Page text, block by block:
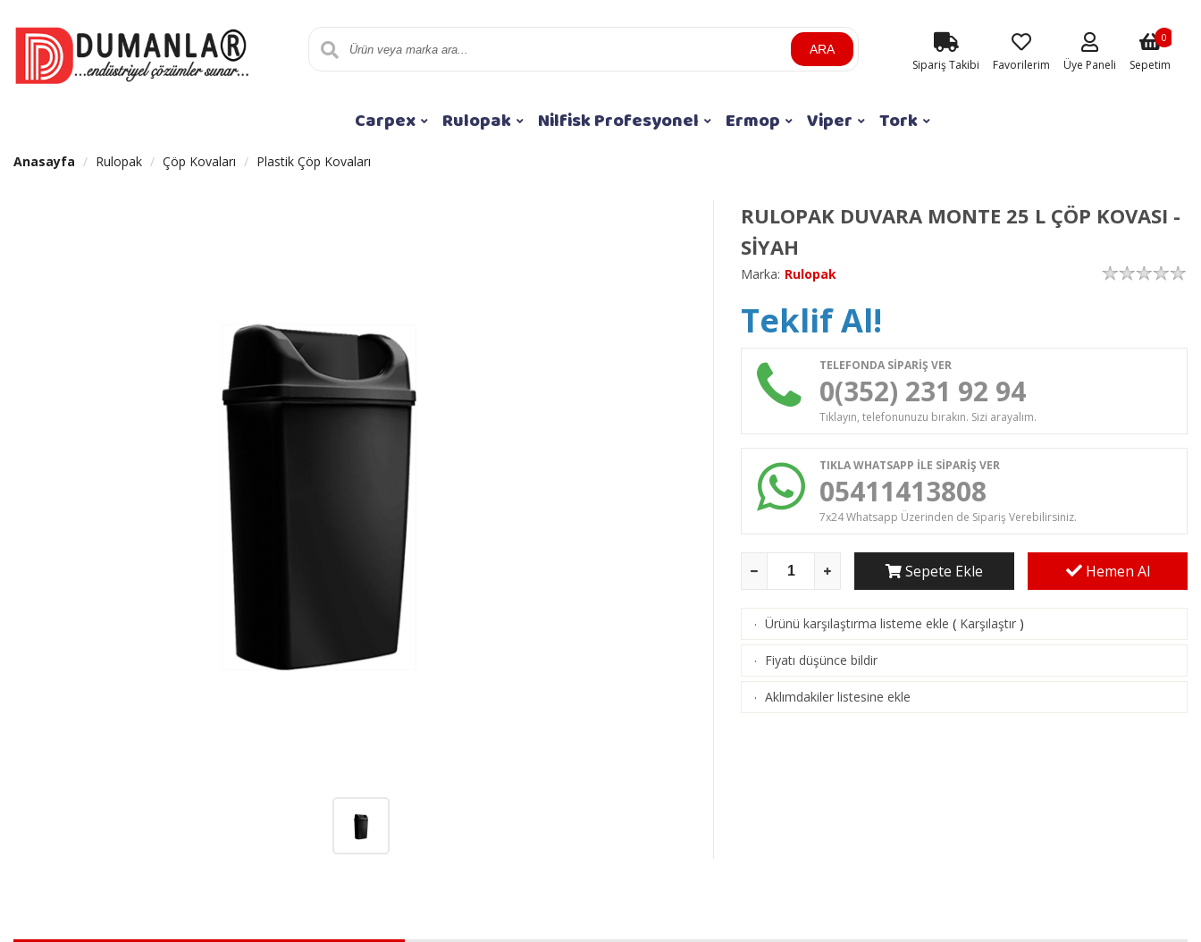
ARA
Sipariş Takibi Favorilerim Üye Paneli Sepetim
0
Carpex Rulopak Nilfisk Profesyonel Ermop Viper Tork
Anasayfa Rulopak Çöp Kovaları Plastik Çöp Kovaları
RULOPAK DUVARA MONTE 25 L ÇÖP KOVASI -
SİYAH
Marka: Rulopak
Teklif Al!
TELEFONDA SİPARİŞ VER
0(352) 231 92 94
Tıklayın, telefonunuzu bırakın. Sizi arayalım.
TIKLA WHATSAPP İLE SİPARİŞ VER
05411413808
7x24 Whatsapp Üzerinden de Sipariş Verebilirsiniz.
Sepete Ekle Hemen Al
· Ürünü karşılaştırma listeme ekle ( Karşılaştır )
· Fiyatı düşünce bildir
· Aklımdakiler listesine ekle